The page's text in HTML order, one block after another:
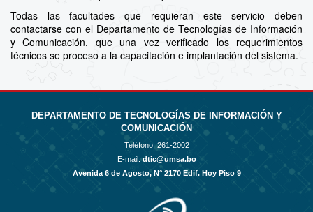
Todas las facultades que requieran este servicio deben
contactarse con el Departamento de Tecnologías de Información
y Comunicación, que una vez verificado los requerimientos
técnicos se proceso a la capacitación e implantación del sistema.
DEPARTAMENTO DE TECNOLOGÍAS DE INFORMACIÓN Y
COMUNICACIÓN
Teléfono: 261-2002
E-mail: dtic@umsa.bo
Avenida 6 de Agosto, N° 2170 Edif. Hoy Piso 9